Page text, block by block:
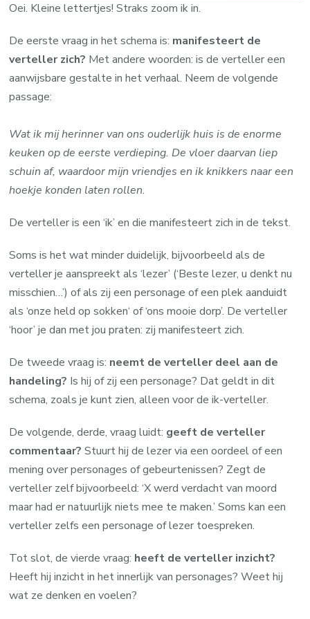
Oei. Kleine lettertjes! Straks zoom ik in.
De eerste vraag in het schema is: manifesteert de
verteller zich? Met andere woorden: is de verteller een
aanwijsbare gestalte in het verhaal. Neem de volgende
passage:
Wat ik mij herinner van ons ouderlijk huis is de enorme
keuken op de eerste verdieping. De vloer daarvan liep
schuin af, waardoor mijn vriendjes en ik knikkers naar een
hoekje konden laten rollen.
De verteller is een ‘ik’ en die manifesteert zich in de tekst.
Soms is het wat minder duidelijk, bijvoorbeeld als de
verteller je aanspreekt als ‘lezer’ (‘Beste lezer, u denkt nu
misschien…’) of als zij een personage of een plek aanduidt
als ‘onze held op sokken‘ of ‘ons mooie dorp’. De verteller
‘hoor’ je dan met jou praten: zij manifesteert zich.
De tweede vraag is: neemt de verteller deel aan de
handeling? Is hij of zij een personage? Dat geldt in dit
schema, zoals je kunt zien, alleen voor de ik-verteller.
De volgende, derde, vraag luidt: geeft de verteller
commentaar?Stuurt hij de lezer via een oordeel of een
mening over personages of gebeurtenissen? Zegt de
verteller zelf bijvoorbeeld: ‘X werd verdacht van moord
maar had er natuurlijk niets mee te maken.’ Soms kan een
verteller zelfs een personage of lezer toespreken.
Tot slot, de vierde vraag: heeft de verteller inzicht?
Heeft hij inzicht in het innerlijk van personages? Weet hij
wat ze denken en voelen?